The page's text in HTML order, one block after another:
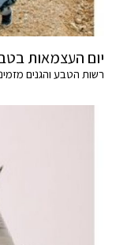
יום העצמאות
רשות הטבע והגנים